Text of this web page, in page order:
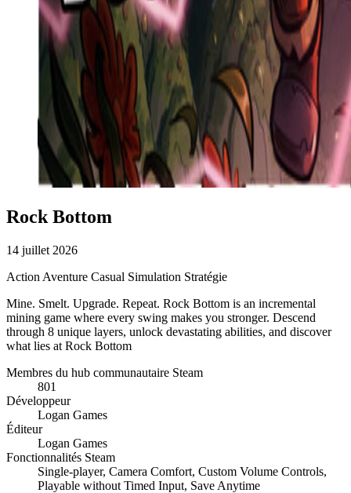
Rock Bottom
14 juillet 2026
Action Aventure Casual Simulation Stratégie
Mine. Smelt. Upgrade. Repeat. Rock Bottom is an incremental
mining game where every swing makes you stronger. Descend
through 8 unique layers, unlock devastating abilities, and discover
what lies at Rock Bottom
Membres du hub communautaire Steam
801
Développeur
Logan Games
Éditeur
Logan Games
Fonctionnalités Steam
Single-player, Camera Comfort, Custom Volume Controls,
Playable without Timed Input, Save Anytime